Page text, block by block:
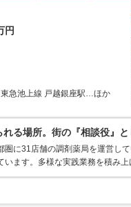
円
急池上線 戸越銀座駅…ほか
る場所。街の『相談役』
圏に31店舗の調剤薬局を運営し
います。多様な実践業務を積み